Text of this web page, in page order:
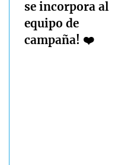
se incorpora al
equipo de
campaña! ❤️